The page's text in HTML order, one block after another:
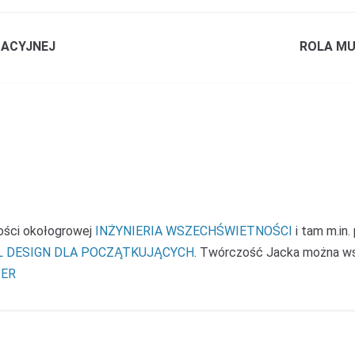
ROLA
okołogrowej INŻYNIERIA WSZECHŚWIETNOŚCI i tam
DESIGN DLA POCZĄTKUJĄCYCH. Twórczość Jacka można